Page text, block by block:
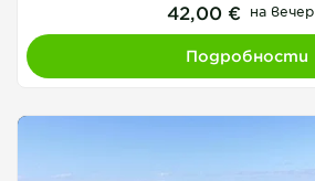
42,00 € на вечер
Подробности